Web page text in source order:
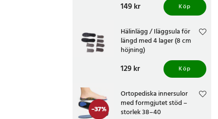
Pris :149 kr
149 kr Köp
Hälinlägg / Iläggsula för
längd med 4 lager (8 cm
höjning)
Pris :129 kr
129 kr Köp
-37%
Ortopediska innersulor
med formgjutet stöd –
storlek 38–40